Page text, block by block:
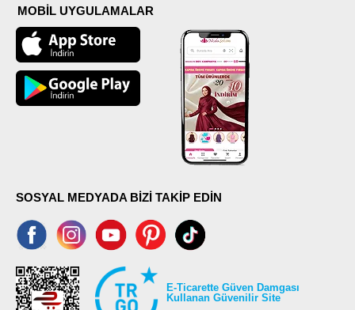
MOBİL UYGULAMALAR
SOSYAL MEDYADA BİZİ TAKİP EDİN
E-Ticarette Güven Damgası
Kullanan Güvenilir Site